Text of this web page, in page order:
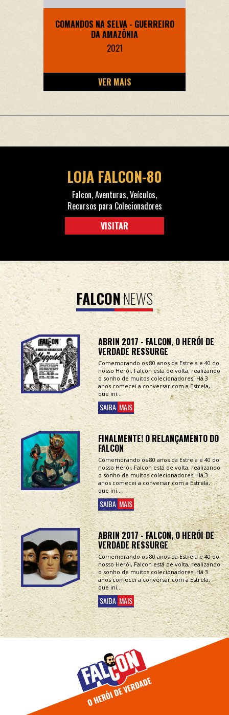
COMANDOS NA SELVA - GUERREIRO
DA AMAZÔNIA
2021
VER MAIS
LOJA FALCON-80
Falcon, Aventuras, Veículos,
Recursos para Colecionadores
VISITAR
FALCONNEWS
ABRIN 2017 - FALCON, O HERÓI DE
VERDADE RESSURGE
Comemorando os 80 anos da Estrela e 40 do
nosso Herói, Falcon está de volta, realizando
o sonho de muitos colecionadores! Há 3
anos comecei a conversar com a Estrela,
que ini...
SAIBA MAIS
FINALMENTE! O RELANÇAMENTO DO
FALCON
Comemorando os 80 anos da Estrela e 40 do
nosso Herói, Falcon está de volta, realizando
o sonho de muitos colecionadores! Há 3
anos comecei a conversar com a Estrela,
que ini...
SAIBA MAIS
ABRIN 2017 - FALCON, O HERÓI DE
VERDADE RESSURGE
Comemorando os 80 anos da Estrela e 40 do
nosso Herói, Falcon está de volta, realizando
o sonho de muitos colecionadores! Há 3
anos comecei a conversar com a Estrela,
que ini...
SAIBA MAIS